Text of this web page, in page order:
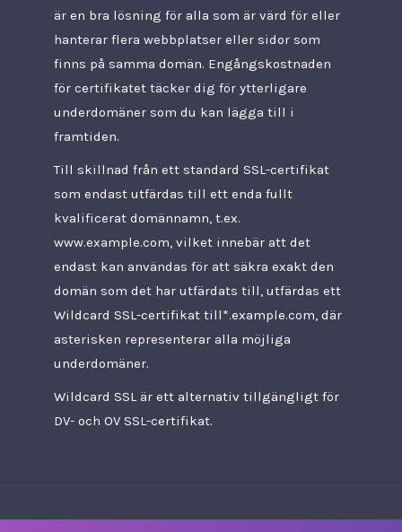
är en bra lösning för alla som är värd för eller
hanterar flera webbplatser eller sidor som
finns på samma domän. Engångskostnaden
för certifikatet täcker dig för ytterligare
underdomäner som du kan lägga till i
framtiden.
Till skillnad från ett standard SSL-certifikat
som endast utfärdas till ett enda fullt
kvalificerat domännamn, t.ex.
www.example.com, vilket innebär att det
endast kan användas för att säkra exakt den
domän som det har utfärdats till, utfärdas ett
Wildcard SSL-certifikat till*.example.com, där
asterisken representerar alla möjliga
underdomäner.
Wildcard SSL är ett alternativ tillgängligt för
DV- och OV SSL-certifikat.